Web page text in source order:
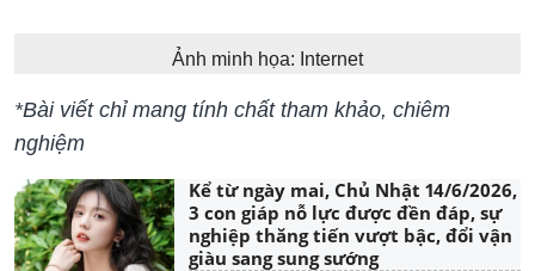
Ảnh minh họa: Internet
*Bài viết chỉ mang tính chất tham khảo, chiêm
nghiệm
Kể từ ngày mai, Chủ Nhật 14/6/2026,
3 con giáp nỗ lực được đền đáp, sự
nghiệp thăng tiến vượt bậc, đổi vận
giàu sang sung sướng